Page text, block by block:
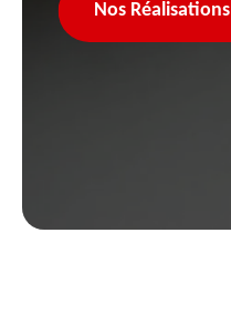
Nos Réalisations